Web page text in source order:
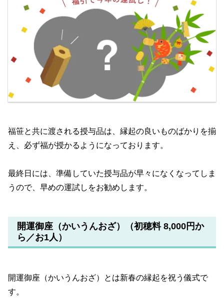
福笹と共に渡される授与品は、縁起の良いものばかりを揃
え、必ず福が授かるようになっております。
最終日には、準備していた授与品が早々になくなってしま
うので、早めの運試しをお勧めします。
開運御座（かいうんおざ）（初穂料 8,000円か
ら／お1人）
開運御座（かいうんおざ）とは新春の縁起を祝う儀式で
す。